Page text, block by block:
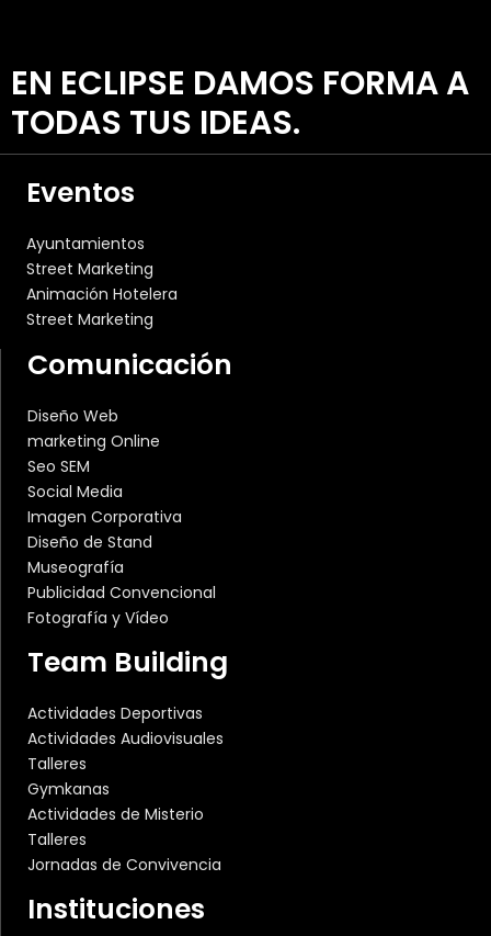
EN ECLIPSE DAMOS FORMA A
TODAS TUS IDEAS.
Eventos
Ayuntamientos
Street Marketing
Animación Hotelera
Street Marketing
Comunicación
Diseño Web
marketing Online
Seo SEM
Social Media
Imagen Corporativa
Diseño de Stand
Museografía
Publicidad Convencional
Fotografía y Vídeo
Team Building
Actividades Deportivas
Actividades Audiovisuales
Talleres
Gymkanas
Actividades de Misterio
Talleres
Jornadas de Convivencia
Instituciones